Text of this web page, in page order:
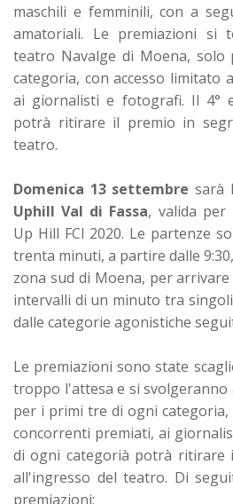
maschili e femminili, con a
amatoriali. Le premiazioni si
teatro Navalge di Moena,
categoria, con accesso limitato
ai giornalisti e fotografi. Il 4°
potrà ritirare il premio in
teatro.
Domenica 13 settembre sarà
Uphill Val di Fassa, valida per
Up Hill FCI 2020. Le partenze
trenta minuti, a partire dalle
zona sud di Moena, per
intervalli di un minuto tra
dalle categorie agonistiche
Le premiazioni sono state
troppo l'attesa e si svolgeranno
per i primi tre di ogni categoria,
concorrenti premiati, ai
di ogni categorià potrà ritirare
all'ingresso del teatro. Di
premiazioni: